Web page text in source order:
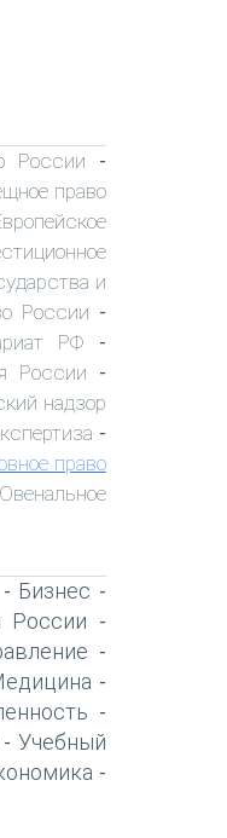
России -
право
и
России -
РФ -
России -
надзор
-
право
- Бизнес -
России -
-
-
-
-Учебный
-